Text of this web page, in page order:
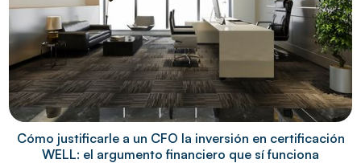
Cómo justificarle a un CFO la inversión en certificación
WELL: el argumento financiero que sí funciona